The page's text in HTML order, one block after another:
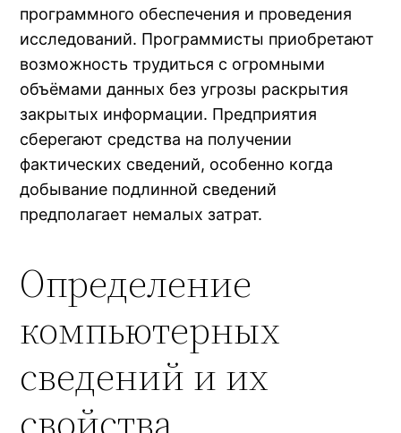
программного обеспечения и проведения
исследований. Программисты приобретают
возможность трудиться с огромными
объёмами данных без угрозы раскрытия
закрытых информации. Предприятия
сберегают средства на получении
фактических сведений, особенно когда
добывание подлинной сведений
предполагает немалых затрат.
Определение
компьютерных
сведений и их